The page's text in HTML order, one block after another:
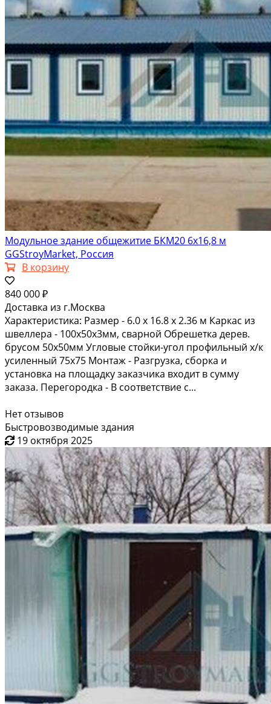
Модульное здание общежитие БКМ20 6х16,8 м
GGStroyMarket, Россия
В корзину
840 000 ₽
Доставка из г.Москва
Характеристика: Размер - 6.0 х 16.8 х 2.36 м Каркас из
швеллера - 100х50х3мм, сварной Обрешетка дерев.
брусом 50х50мм Угловые стойки-угол профильный х/к
усиленный 75х75 Монтаж - Разгрузка, сборка и
установка на площадку заказчика входит в сумму
заказа. Перегородка - В соответствие с...
Нет отзывов
Быстровозводимые здания
19 октября 2025